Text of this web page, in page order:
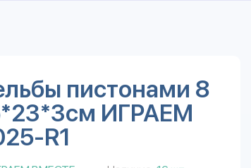
пистонами 8
ИГРАЕМ
R1